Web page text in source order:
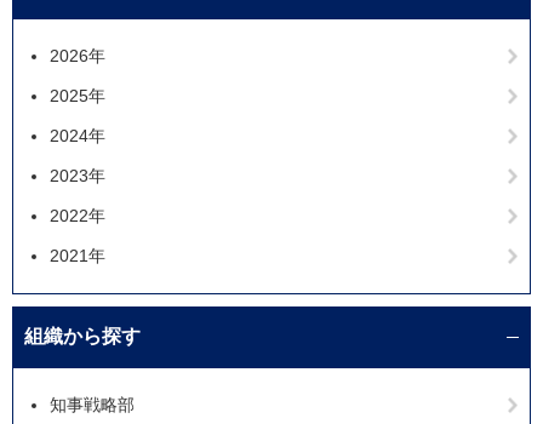
2026年
2025年
2024年
2023年
2022年
2021年
組織から探す
知事戦略部